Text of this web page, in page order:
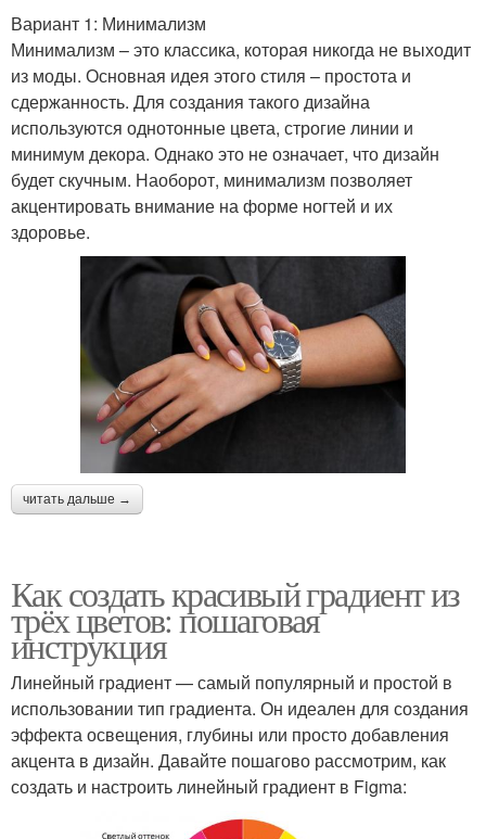
Вариант 1: Минимализм
Минимализм – это классика, которая никогда не выходит
из моды. Основная идея этого стиля – простота и
сдержанность. Для создания такого дизайна
используются однотонные цвета, строгие линии и
минимум декора. Однако это не означает, что дизайн
будет скучным. Наоборот, минимализм позволяет
акцентировать внимание на форме ногтей и их
здоровье.
читать дальше →
Как создать красивый градиент из
трёх цветов: пошаговая
инструкция
Линейный градиент — самый популярный и простой в
использовании тип градиента. Он идеален для создания
эффекта освещения, глубины или просто добавления
акцента в дизайн. Давайте пошагово рассмотрим, как
создать и настроить линейный градиент в Figma: